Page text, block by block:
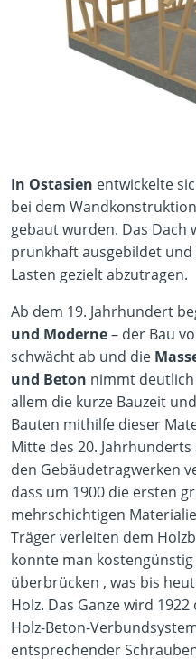
In Ostasien entwickelte
bei dem
gebaut wurden. Das Dach
prunkhaft ausgebildet
Lasten gezielt abzutragen.
Ab dem 19. Jahrhundert
und Moderne– der Bau
schwächt ab und die
und Beton nimmt
allem die kurze Bauzeit
Bauten mithilfe dieser
Mitte des 20.
den Gebäudetragwerken
dass um 1900 die ersten
mehrschichtigen
Träger verleiten dem
konnte man
überbrücken , was bis
Holz. Das Ganze wird
Holz-Beton-
entsprechender